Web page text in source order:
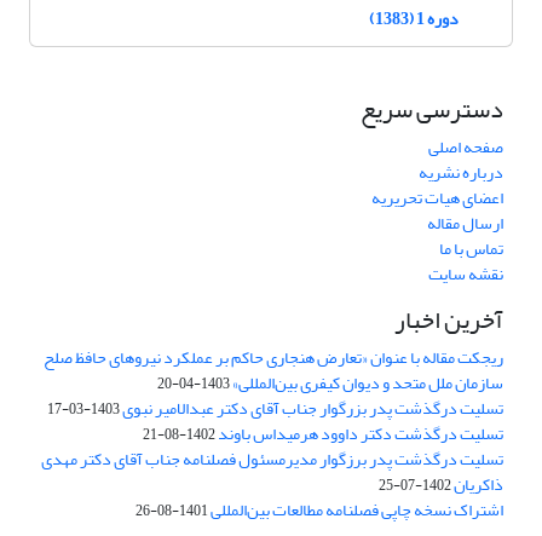
دوره 1 (1383)
دسترسی سریع
صفحه اصلی
درباره نشریه
اعضای هیات تحریریه
ارسال مقاله
تماس با ما
نقشه سایت
آخرین اخبار
ریجکت مقاله با عنوان «تعارض هنجاری حاکم بر عملکرد نیروهای حافظ صلح
سازمان ملل متحد و دیوان کیفری بین‌المللی»1403-04-20
تسلیت درگذشت پدر بزرگوار جناب آقای دکتر عبدالامیر نبوی1403-03-17
تسلیت درگذشت دکتر داوود هرمیداس باوند1402-08-21
تسلیت درگذشت پدر برزگوار مدیرمسئول فصلنامه جناب آقای دکتر مهدی
ذاکریان1402-07-25
اشتراک نسخه چاپی فصلنامه مطالعات بین‌المللی1401-08-26